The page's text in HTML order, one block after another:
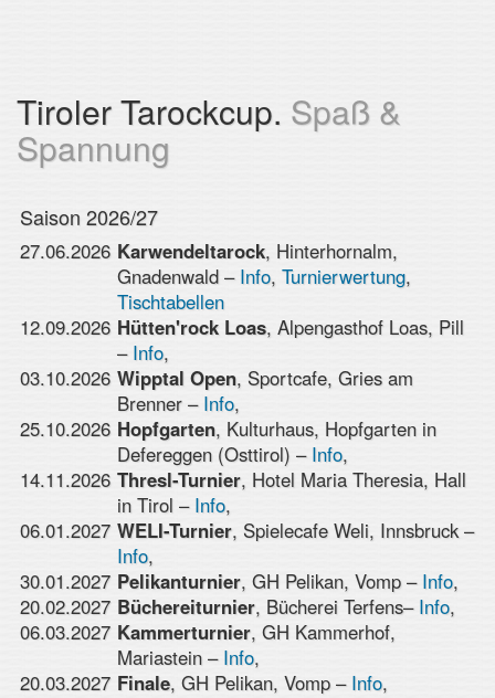
Tiroler Tarockcup. Spaß &
Spannung
Saison 2026/27
27.06.2026 Karwendeltarock, Hinterhornalm,
Gnadenwald – Info, Turnierwertung,
Tischtabellen
12.09.2026 Hütten'rock Loas, Alpengasthof Loas, Pill
– Info,
03.10.2026 Wipptal Open, Sportcafe, Gries am
Brenner – Info,
25.10.2026 Hopfgarten, Kulturhaus, Hopfgarten in
Defereggen (Osttirol) – Info,
14.11.2026 Thresl-Turnier, Hotel Maria Theresia, Hall
in Tirol – Info,
06.01.2027 WELI-Turnier, Spielecafe Weli, Innsbruck –
Info,
30.01.2027 Pelikanturnier, GH Pelikan, Vomp – Info,
20.02.2027 Büchereiturnier, Bücherei Terfens– Info,
06.03.2027 Kammerturnier, GH Kammerhof,
Mariastein – Info,
20.03.2027 Finale, GH Pelikan, Vomp – Info,